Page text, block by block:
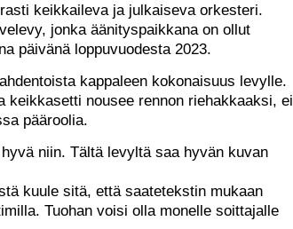
keikkaileva ja julkaiseva orkesteri.
jonka äänityspaikkana on ollut
päivänä loppuvuodesta 2023.
kappaleen kokonaisuus levylle.
nousee rennon riehakkaaksi, ei
pääroolia.
niin. Tältä levyltä saa hyvän kuvan
kuule sitä, että saatetekstin mukaan
Tuohan voisi olla monelle soittajalle